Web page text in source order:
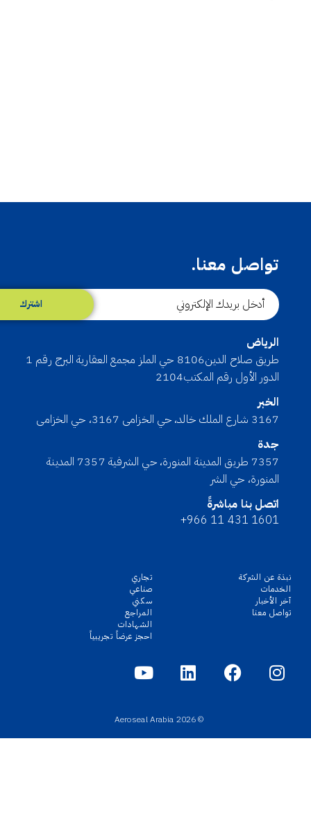
تواصل معنا.
اشترك
الرياض
طريق صلاح الدين8106 حي الملز مجمع العقارية البرج رقم 1
الدور الأول رقم المكتب2104
الخبر
3167 شارع الملك خالد، حي الخزامى 3167، حي الخزامى
جدة
7357 طريق المدينة المنورة، حي الشرفية 7357 المدينة
المنورة، حي الشر
اتصل بنا مباشرةً
+966 11 431 1601
نبذة عن الشركة
الخدمات
آخر الأخبار
تواصل معنا
تجاري
صناعي
سكني
المراجع
الشهادات
احجز عرضاً تجريبياً
© 2026 Aeroseal Arabia